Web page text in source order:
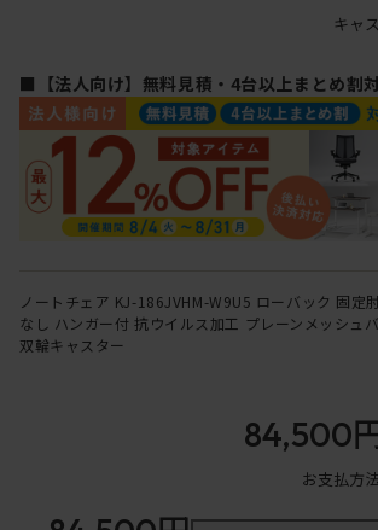
キャ
■【法人向け】無料見積・4台以上まとめ割
ノートチェア KJ-186JVHM-W9U5 ローバック 固定
なし ハンガー付 抗ウイルス加工 プレーンメッシュ
双輪キャスター
84,500
お支払方